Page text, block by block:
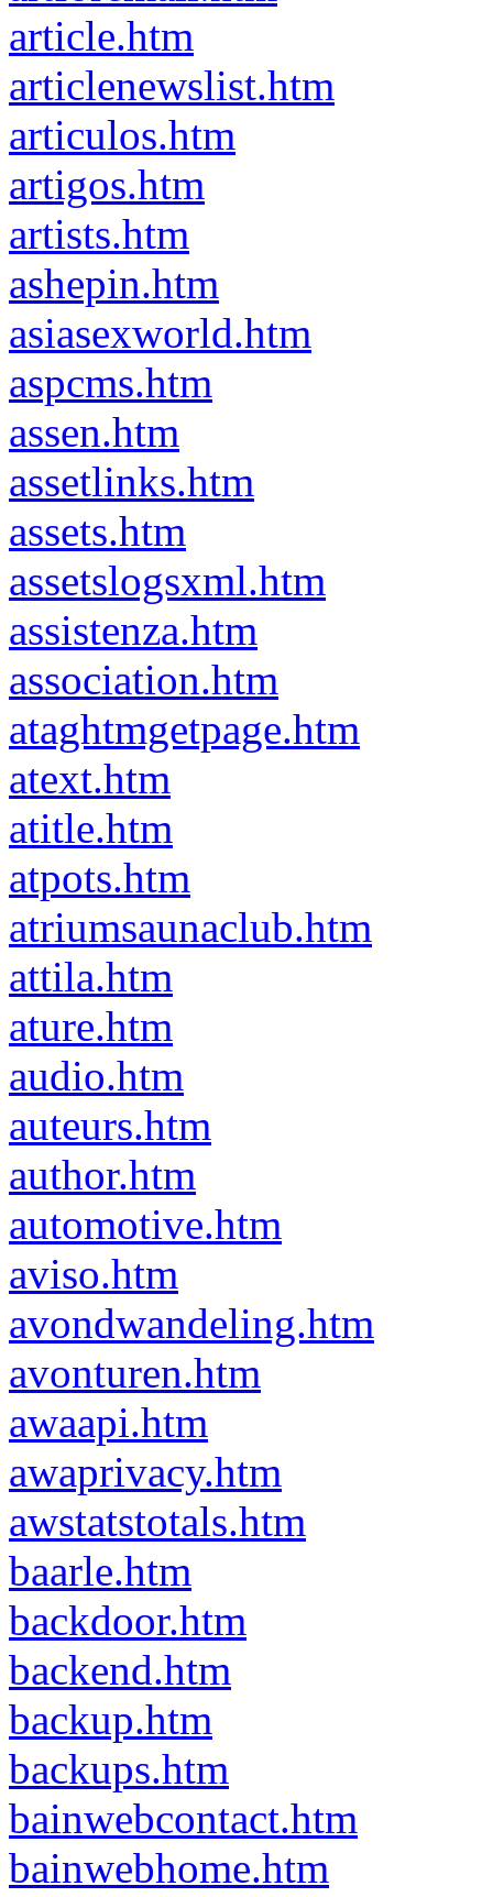
article.htm
articlenewslist.htm
articulos.htm
artigos.htm
artists.htm
ashepin.htm
asiasexworld.htm
aspcms.htm
assen.htm
assetlinks.htm
assets.htm
assetslogsxml.htm
assistenza.htm
association.htm
ataghtmgetpage.htm
atext.htm
atitle.htm
atpots.htm
atriumsaunaclub.htm
attila.htm
ature.htm
audio.htm
auteurs.htm
author.htm
automotive.htm
aviso.htm
avondwandeling.htm
avonturen.htm
awaapi.htm
awaprivacy.htm
awstatstotals.htm
baarle.htm
backdoor.htm
backend.htm
backup.htm
backups.htm
bainwebcontact.htm
bainwebhome.htm